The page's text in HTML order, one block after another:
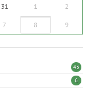
31 1 2
7 8 9
43
6